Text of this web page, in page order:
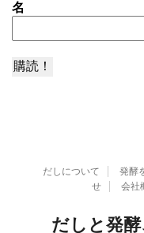
名
だしについて 発酵
せ
会社
だしと発